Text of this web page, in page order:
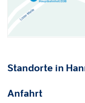
Standorte in
Anfahrt